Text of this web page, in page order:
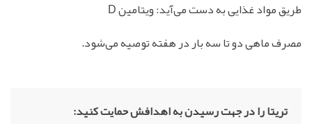
طریق مواد غذایی به دست می‌آید: ویتامین D
مصرف ماهی دو تا سه بار در هفته توصیه می‌شود.
تریتا را در جهت رسیدن به اهدافش حمایت کنید: